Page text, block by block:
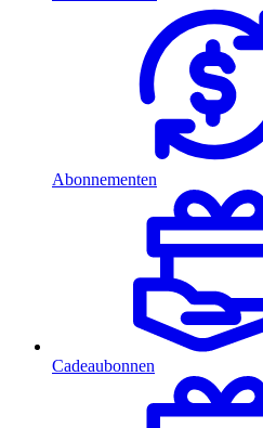
Abonnementen
Cadeaubonnen